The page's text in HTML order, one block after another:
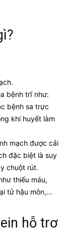
bệnh trĩ như:
bệnh sa trực
khí huyết làm
mạch được cải
đặc biệt là suy
chuột rút.
thiếu máu,
tử hậu môn,…
hỗ trợ